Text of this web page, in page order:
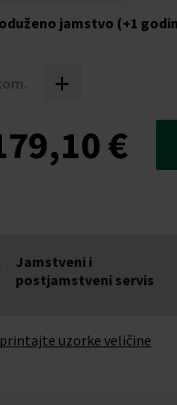
jamstvo (+1
+
€
Jamstveni i
postjamstveni servis
uzorke veličine